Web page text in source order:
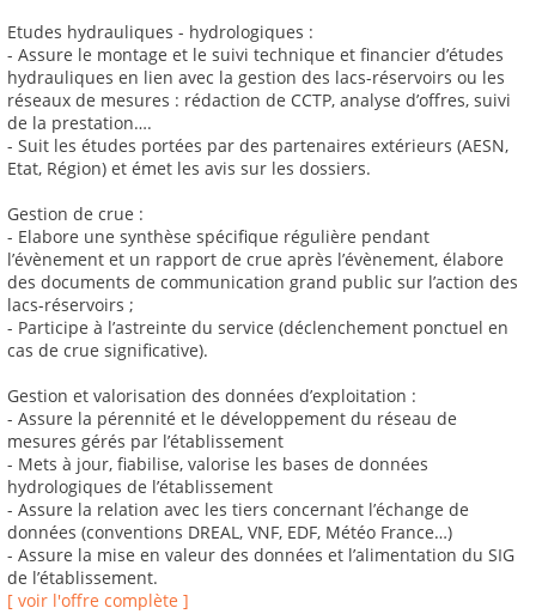
Etudes hydrauliques - hydrologiques :
- Assure le montage et le suivi technique et financier d’études
hydrauliques en lien avec la gestion des lacs-réservoirs ou les
réseaux de mesures : rédaction de CCTP, analyse d’offres, suivi
de la prestation….
- Suit les études portées par des partenaires extérieurs (AESN,
Etat, Région) et émet les avis sur les dossiers.
Gestion de crue :
- Elabore une synthèse spécifique régulière pendant
l’évènement et un rapport de crue après l’évènement, élabore
des documents de communication grand public sur l’action des
lacs-réservoirs ;
- Participe à l’astreinte du service (déclenchement ponctuel en
cas de crue significative).
Gestion et valorisation des données d’exploitation :
- Assure la pérennité et le développement du réseau de
mesures gérés par l’établissement
- Mets à jour, fiabilise, valorise les bases de données
hydrologiques de l’établissement
- Assure la relation avec les tiers concernant l’échange de
données (conventions DREAL, VNF, EDF, Météo France…)
- Assure la mise en valeur des données et l’alimentation du SIG
de l’établissement.
[ voir l'offre complète ]